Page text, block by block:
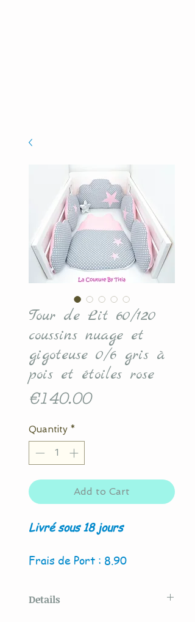
Tour de Lit 60/120
coussins nuage et
gigoteuse 0/6 gris à
pois et étoiles rose
€140.00Price
Quantity *
Add to Cart
Livré sous 18 jours
Frais de Port : 8.90
Details